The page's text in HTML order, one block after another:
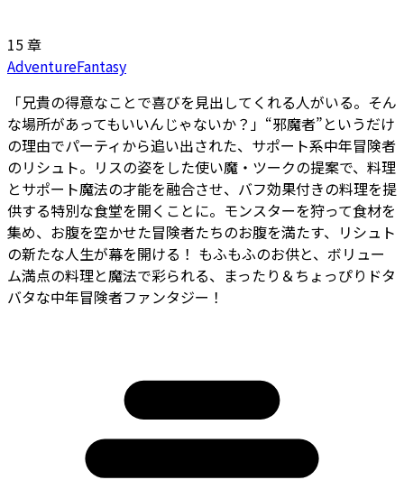
15 章
AdventureFantasy
「兄貴の得意なことで喜びを見出してくれる人がいる。そん
な場所があってもいいんじゃないか？」“邪魔者”というだけ
の理由でパーティから追い出された、サポート系中年冒険者
のリシュト。リスの姿をした使い魔・ツークの提案で、料理
とサポート魔法の才能を融合させ、バフ効果付きの料理を提
供する特別な食堂を開くことに。モンスターを狩って食材を
集め、お腹を空かせた冒険者たちのお腹を満たす、リシュト
の新たな人生が幕を開ける！ もふもふのお供と、ボリュー
ム満点の料理と魔法で彩られる、まったり＆ちょっぴりドタ
バタな中年冒険者ファンタジー！